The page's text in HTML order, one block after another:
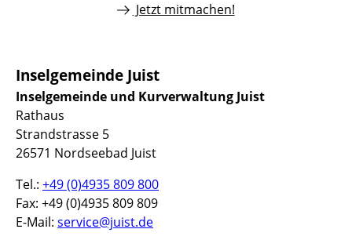
Jetzt mitmachen!
Inselgemeinde Juist
Inselgemeinde und Kurverwaltung Juist
Rathaus
Strandstrasse 5
26571 Nordseebad Juist
Tel.: +49 (0)4935 809 800
Fax: +49 (0)4935 809 809
E-Mail: service@juist.de